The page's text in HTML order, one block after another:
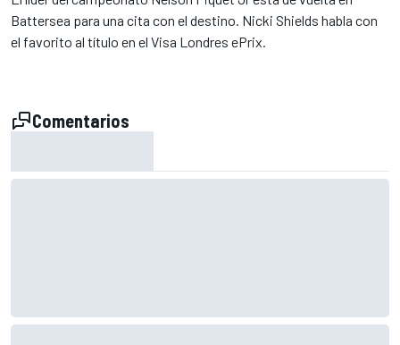
Battersea para una cita con el destino. Nicki Shields habla con
el favorito al título en el Visa Londres ePrix.
Comentarios